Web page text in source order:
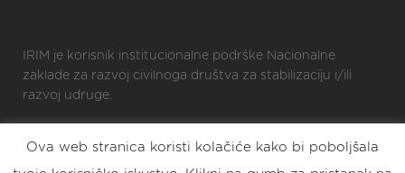
IRIM je korisnik institucionalne podrške Nacionalne
zaklade za razvoj civilnoga društva za stabilizaciju i/ili
razvoj udruge.
Ova web stranica koristi kolačiće kako bi poboljšala